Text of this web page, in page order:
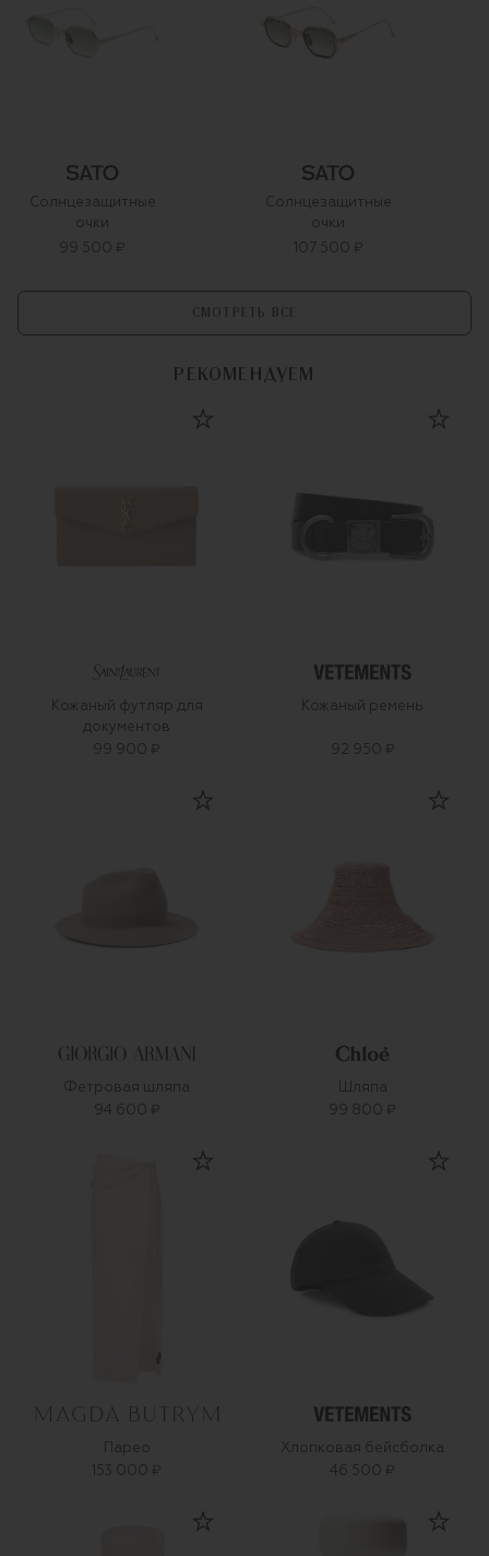
Солнцезащитные
очки
99 500 ₽
Солнцезащитные
очки
107 500 ₽
СМОТРЕТЬ ВСЕ
РЕКОМЕНДУЕМ
Кожаный футляр для
документов
99 900 ₽
Кожаный ремень
92 950 ₽
Фетровая шляпа
94 600 ₽
Шляпа
99 800 ₽
Парео
153 000 ₽
Хлопковая бейсболка
46 500 ₽